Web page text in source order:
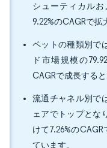
シューティカルお
9.22%のCAGRで拡
ペットの種類別で
ド市場規模の
CAGRで成長する
流通チャネル別で
ェアでトップとな
けて7.26%の
ています。